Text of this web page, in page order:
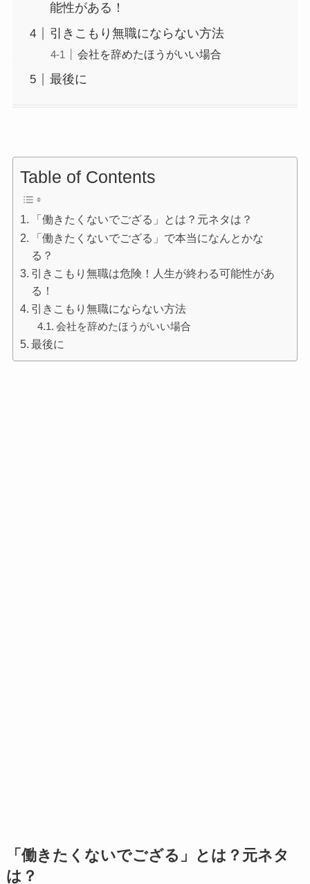
能性がある！
引きこもり無職にならない方法
会社を辞めたほうがいい場合
最後に
Table of Contents
「働きたくないでござる」とは？元ネタは？
「働きたくないでござる」で本当になんとかな
る？
引きこもり無職は危険！人生が終わる可能性があ
る！
引きこもり無職にならない方法
会社を辞めたほうがいい場合
最後に
「働きたくないでござる」とは？元ネタ
は？